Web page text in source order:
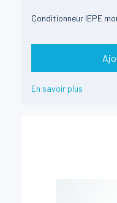
Conditionneur IEPE
En savoir plus